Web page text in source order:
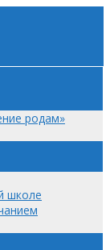
родам»
школе